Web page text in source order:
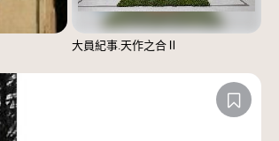
大員紀事.天作之合Ⅱ